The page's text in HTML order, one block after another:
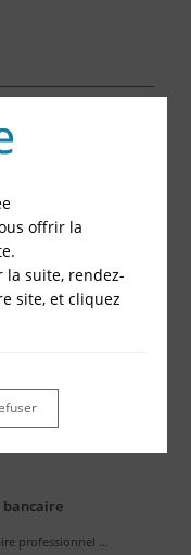
bancaire
professionnel …
offrir la
la suite, rendez-
site, et cliquez